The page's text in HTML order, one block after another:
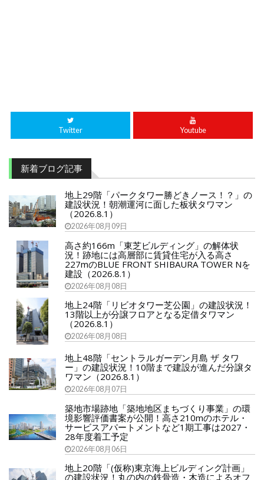
Twitter Youtube
新着ブログ記事
地上29階「パークタワー勝どきノース！？」の
建設状況！朝潮運河に面した板状タワマン
（2026.8.1）
2026年08月09日
高さ約166m「東芝ビルディング」の解体状
況！跡地には高層部に賃貸住宅が入る高さ
227mのBLUE FRONT SHIBAURA TOWER Nを
建設（2026.8.1）
2026年08月08日
地上24階「リビオタワー芝公園」の建設状況！
13階以上が分譲フロアとなる定借タワマン
（2026.8.1）
2026年08月08日
地上48階「セントラルガーデン月島 ザ タワ
ー」の建設状況！10階まで建設が進んだ分譲タ
ワマン（2026.8.1）
2026年08月07日
築地市場跡地「築地地区まちづくり事業」の環
境影響評価書案が公開！高さ210mのホテル・
サービスアパートメントなど1期工事は2027・
28年度着工予定
2026年08月06日
地上20階「(仮称)東京海上ビルディング計画」
の建設状況！丸の内の鉄骨造・木造によるオフ